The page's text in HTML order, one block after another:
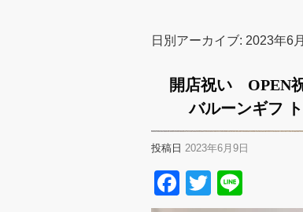
日別アーカイブ: 2023年6
開店祝い OPEN
バルーンギフ
投稿日 2023年6月9日
Facebook
Twitter